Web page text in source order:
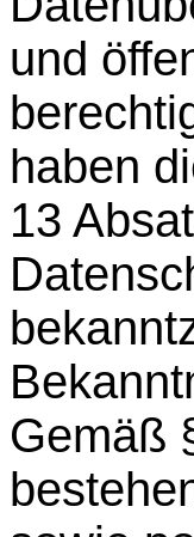
und
haben
13
Gemäß